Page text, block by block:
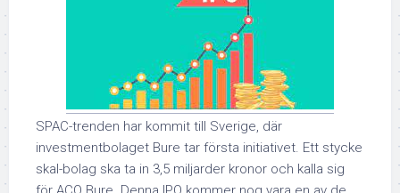
SPAC-trenden har kommit till Sverige, där
investmentbolaget Bure tar första initiativet. Ett stycke
skal-bolag ska ta in 3,5 miljarder kronor och kalla sig